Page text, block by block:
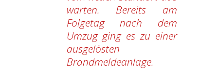
warten. Bereits am
Folgetag nach dem
Umzug ging es zu einer
ausgelösten
Brandmeldeanlage.